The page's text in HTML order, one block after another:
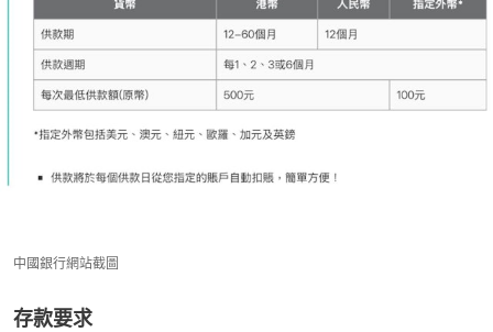
中國銀行網站截圖
存款要求